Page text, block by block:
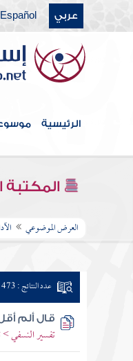
عربي Español
الرئيسية
المكتبة
العرض الموضوعي
عدد النتائج : 473
قال ألم
تفسير النسفي